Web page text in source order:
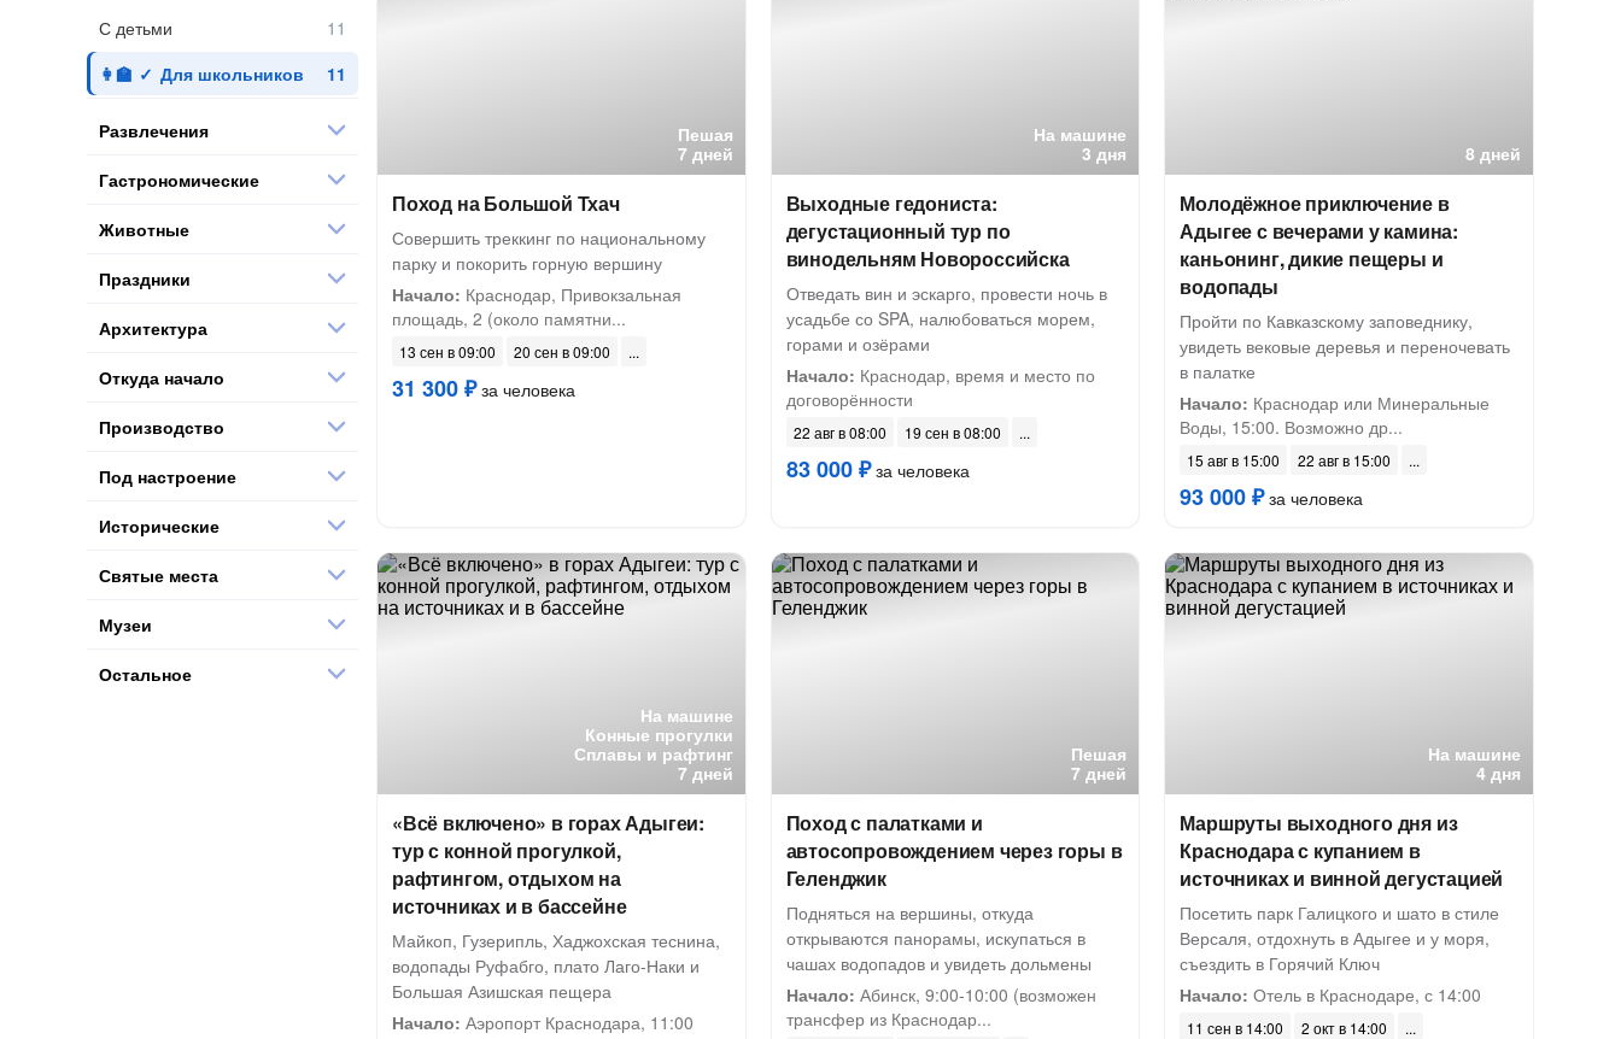
Пешая
7 дней
Поход на Большой Тхач
Совершить треккинг по национальному
парку и покорить горную вершину
Начало: Краснодар, Привокзальная
площадь, 2 (около памятни...
13 сен в 09:00 20 сен в 09:00
31 300 ₽за человека
На машине
3 дня
Выходные гедониста:
дегустационный тур по
винодельням Новороссийска
Отведать вин и эскарго, провести ночь в
усадьбе со SPA, налюбоваться морем,
горами и озёрами
Начало: Краснодар, время и место по
договорённости
22 авг в 08:00 19 сен в 08:00
83 000 ₽за человека
8 дней
Молодёжное приключение в
Адыгее с вечерами у камина:
каньонинг, дикие пещеры и
водопады
Пройти по Кавказскому заповеднику,
увидеть вековые деревья и переночевать
в палатке
Начало: Краснодар или Минеральные
Воды, 15:00. Возможно др...
15 авг в 15:00 22 авг в 15:00
93 000 ₽за человека
На машине
Конные прогулки
Сплавы и рафтинг
7 дней
«Всё включено» в горах Адыгеи:
тур с конной прогулкой,
рафтингом, отдыхом на
источниках и в бассейне
Майкоп, Гузерипль, Хаджохская теснина,
⁠водопады Руфабго, плато Лаго-Наки и
Большая Азишская пещера
Начало: Аэропорт Краснодара, 11:00
Пешая
7 дней
Поход с палатками и
автосопровождением через горы в
Геленджик
Подняться на вершины, откуда
открываются панорамы, искупаться в
чашах водопадов и увидеть дольмены
Начало: Абинск, 9:00-10:00 (возможен
трансфер из Краснодар...
На машине
4 дня
Маршруты выходного дня из
Краснодара с купанием в
источниках и винной дегустацией
Посетить парк Галицкого и шато в стиле
Версаля, отдохнуть в Адыгее и у моря,
съездить в Горячий Ключ
Начало: Отель в Краснодаре, с 14:00
11 сен в 14:00 2 окт в 14:00
С детьми
Для школьников
Развлечения
Гастрономические
Животные
Праздники
Архитектура
Откуда начало
Производство
Под настроение
Исторические
Святые места
Музеи
Остальное